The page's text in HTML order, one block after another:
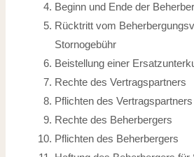
Beginn und Ende der
Rücktritt vom
Stornogebühr
Beistellung einer
Rechte des Vertragspartners
Pflichten des Vertragspartners
Rechte des Beherbergers
Pflichten des Beherbergers